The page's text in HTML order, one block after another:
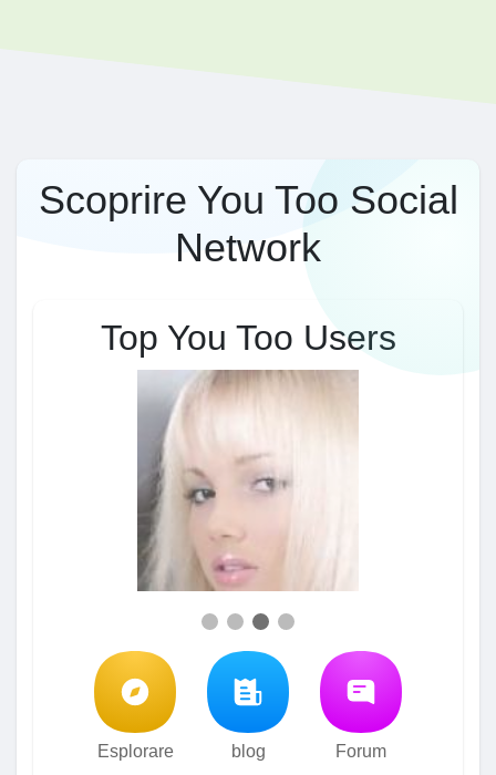
Scoprire You Too Social
Network
Top You Too Users
Esplorare blog Forum